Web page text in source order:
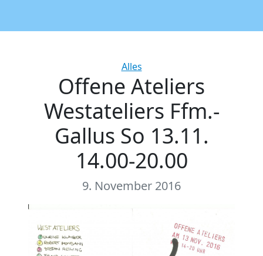
Categories
Alles
Offene Ateliers
Westateliers Ffm.-
Gallus So 13.11.
14.00-20.00
9. November 2016